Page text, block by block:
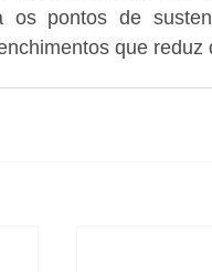
os pontos de
que